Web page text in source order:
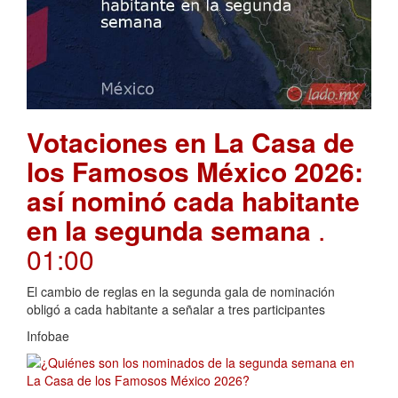
Votaciones en La Casa de
los Famosos México 2026:
así nominó cada habitante
en la segunda semana .
01:00
El cambio de reglas en la segunda gala de nominación
obligó a cada habitante a señalar a tres participantes
Infobae